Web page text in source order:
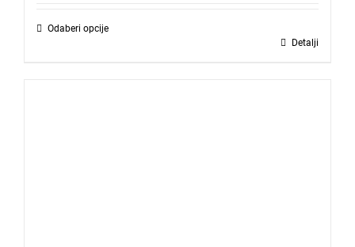
Odaberi opcije
Detalji